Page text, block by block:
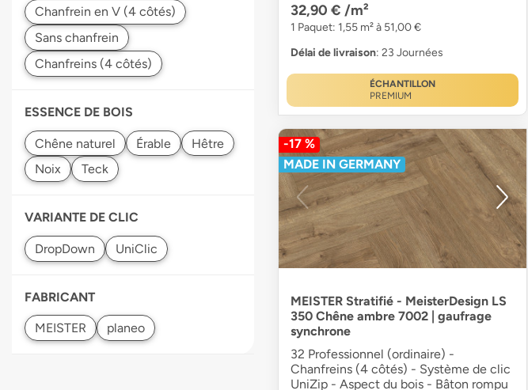
ESSENCE DE BOIS
VARIANTE DE CLIC
FABRICANT
32,90 € /m²
1 Paquet: 1,55 m² à 51,00 €
Délai de livraison: 23 Journées
ÉCHANTILLON
PREMIUM
-17 %
MADE IN GERMANY
MEISTER Stratifié - MeisterDesign LS
350 Chêne ambre 7002 | gaufrage
synchrone
32 Professionnel (ordinaire) -
Chanfreins (4 côtés) - Système de clic
UniZip - Aspect du bois - Bâton rompu